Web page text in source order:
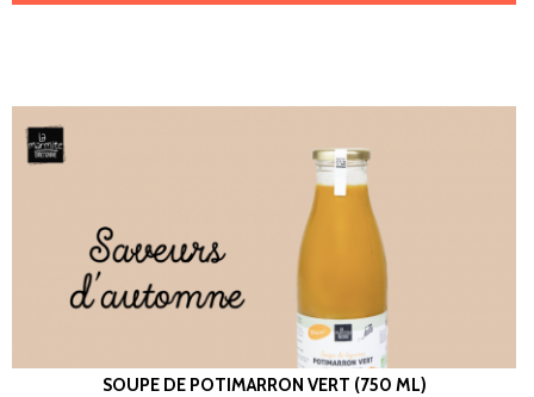
SOUPE DE POTIMARRON VERT (750 ML)